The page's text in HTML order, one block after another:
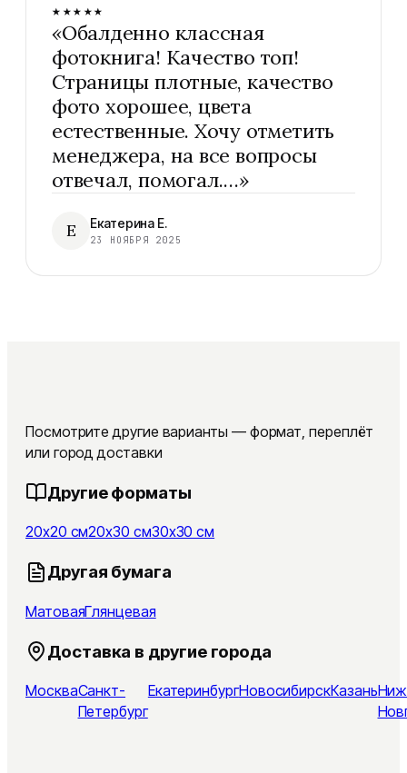
★★★★★
«Обалденно классная
фотокнига! Качество топ!
Страницы плотные, качество
фото хорошее, цвета
естественные. Хочу отметить
менеджера, на все вопросы
отвечал, помогал.…»
Е Екатерина Е.
23 НОЯБРЯ 2025
Посмотрите другие варианты — формат, переплёт
или город доставки
Другие форматы
20x20 см20x30 см30x30 см
Другая бумага
МатоваяГлянцевая
Доставка в другие города
МоскваСанкт-
Петербург
ЕкатеринбургНовосибирскКазань